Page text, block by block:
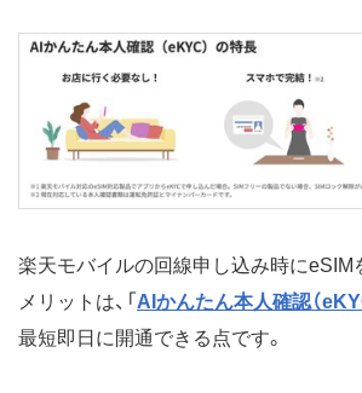
楽天モバイルの回線申し込み時にeSIM
メリットは、「 AIかんたん本人確認（
最短即日に開通できる点です。